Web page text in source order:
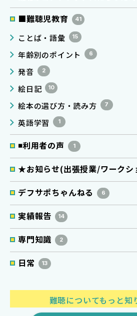
■難聴児教育 41
ことば・語彙 15
年齢別のポイント 6
発音 2
絵日記 10
絵本の選び方・読み方 7
英語学習 1
◾️利用者の声 1
★お知らせ(出張授業/ワークシ
デフサポちゃんねる 6
実績報告 14
専門知識 2
日常 13
難聴についてもっと知